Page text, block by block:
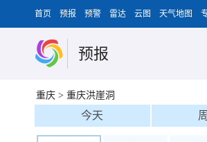
首页 预报 预警 雷达 云图 天气地图
预报
重庆 > 重庆洪崖洞
今天